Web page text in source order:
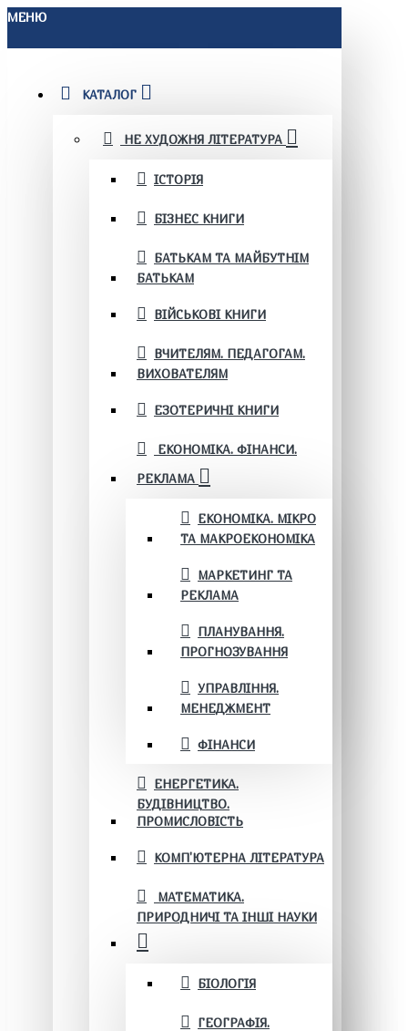
МЕНЮ
КАТАЛОГ
НЕ ХУДОЖНЯ ЛІТЕРАТУРА
ІСТОРІЯ
БІЗНЕС КНИГИ
БАТЬКАМ ТА МАЙБУТНІМ
БАТЬКАМ
ВІЙСЬКОВІ КНИГИ
ВЧИТЕЛЯМ. ПЕДАГОГАМ.
ВИХОВАТЕЛЯМ
ЕЗОТЕРИЧНІ КНИГИ
ЕКОНОМІКА. ФІНАНСИ.
РЕКЛАМА
ЕКОНОМІКА. МІКРО
ТА МАКРОЕКОНОМІКА
МАРКЕТИНГ ТА
РЕКЛАМА
ПЛАНУВАННЯ.
ПРОГНОЗУВАННЯ
УПРАВЛІННЯ.
МЕНЕДЖМЕНТ
ФІНАНСИ
ЕНЕРГЕТИКА.
БУДІВНИЦТВО.
ПРОМИСЛОВІСТЬ
КОМП'ЮТЕРНА ЛІТЕРАТУРА
МАТЕМАТИКА.
ПРИРОДНИЧІ ТА ІНШІ НАУКИ
БІОЛОГІЯ
ГЕОГРАФІЯ.